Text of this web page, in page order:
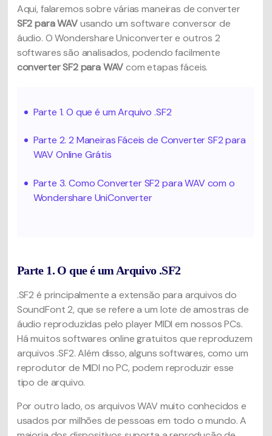
Aqui, falaremos sobre várias maneiras de converter
SF2 para WAVusando um software conversor de
áudio. O Wondershare Uniconverter e outros 2
softwares são analisados, podendo facilmente
converter SF2 para WAVcom etapas fáceis.
Parte 1. O que é um Arquivo .SF2
Parte 2. 2 Maneiras Fáceis de Converter SF2 para
WAV Online Grátis
Parte 3. Como Converter SF2 para WAV com o
Wondershare UniConverter
Parte 1. O que é um Arquivo .SF2
.SF2 é principalmente a extensão para arquivos do
SoundFont 2, que se refere a um lote de amostras de
áudio reproduzidas pelo player MIDI em nossos PCs.
Há muitos softwares online gratuitos que reproduzem
arquivos .SF2. Além disso, alguns softwares, como um
reprodutor de MIDI no PC, podem reproduzir esse
tipo de arquivo.
Por outro lado, os arquivos WAV muito conhecidos e
usados por milhões de pessoas em todo o mundo. A